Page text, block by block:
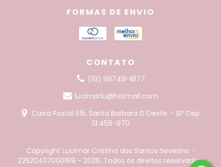
FORMAS DE ENVIO
CONTATO
(19) 99749-8177
lucimarlu@hotmail.com
Caixa Postal 515, Santa Barbara D'Oeste – SP Cep:
13.456-970
Copyright Lucimar Cristina dos Santos Severino -
22520437000199 - 2026. Todos os direitos reservados.